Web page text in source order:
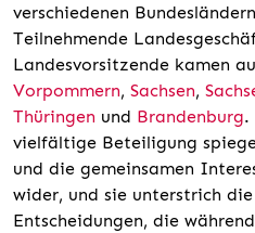
verschiedenen
Teilnehmende
Landesvorsitzende kamen
Vorpommern, Sachsen,
Thüringen und Brandenburg.
vielfältige Beteiligung
und die gemeinsamen
wider, und sie unterstrich
Entscheidungen, die